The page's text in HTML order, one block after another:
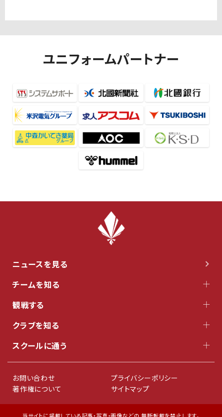
ユニフォームパートナー
ニュースを見る
チームを知る
観戦する
クラブを知る
スクールに通う
お問い合わせ
プライバシーポリシー
著作権について
サイトマップ
当サイトに掲載している記事・写真・画像などの 無断転載を禁止します。